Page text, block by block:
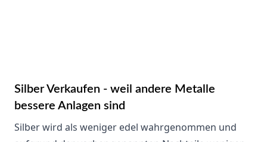
Silber Verkaufen - weil andere Metalle
bessere Anlagen sind
Silber wird als weniger edel wahrgenommen und